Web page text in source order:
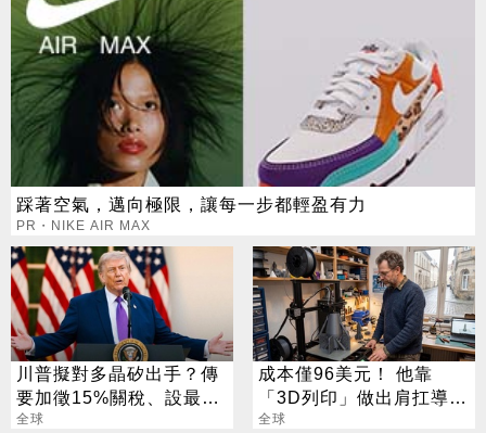
踩著空氣，邁向極限，讓每一步都輕盈有力
PR・NIKE AIR MAX
川普擬對多晶矽出手？傳
要加徵15%關稅、設最低
進口價
全球
成本僅96美元！ 他靠
「3D列印」做出肩扛導引
飛彈 專家全嚇傻
全球